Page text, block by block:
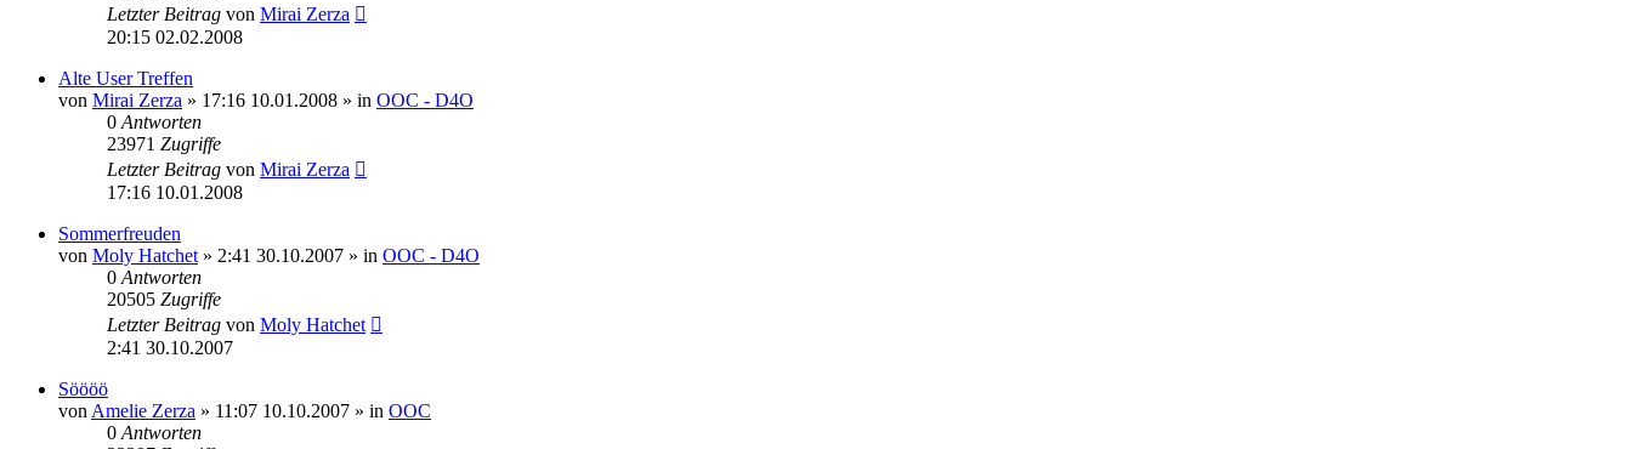
Letzter Beitrag von Mirai Zerza
20:15 02.02.2008
Alte User Treffen
von Mirai Zerza » 17:16 10.01.2008 » in OOC - D4O
0 Antworten
23971 Zugriffe
Letzter Beitrag von Mirai Zerza
17:16 10.01.2008
Sommerfreuden
von Moly Hatchet » 2:41 30.10.2007 » in OOC - D4O
0 Antworten
20505 Zugriffe
Letzter Beitrag von Moly Hatchet
2:41 30.10.2007
Söööö
von Amelie Zerza » 11:07 10.10.2007 » in OOC
0 Antworten